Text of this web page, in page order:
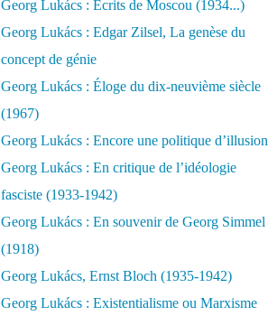
Georg Lukács : Écrits de Moscou (1934...)
Georg Lukács : Edgar Zilsel, La genèse du
concept de génie
Georg Lukács : Éloge du dix-neuvième siècle
(1967)
Georg Lukács : Encore une politique d’illusion
Georg Lukács : En critique de l’idéologie
fasciste (1933-1942)
Georg Lukács : En souvenir de Georg Simmel
(1918)
Georg Lukács, Ernst Bloch (1935-1942)
Georg Lukács : Existentialisme ou Marxisme